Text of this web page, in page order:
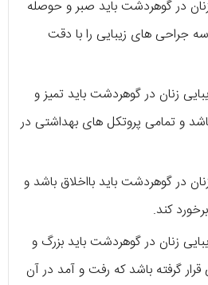
در گوهردشت باید صبر و حوصله
جراحی های زیبایی را با دقت
زنان در گوهردشت باید تمیز و
و تمامی پروتکل های بهداشتی در
در گوهردشت باید بااخلاق باشد و
کند.
زنان در گوهردشت باید بزرگ و
گرفته باشد که رفت و آمد در آن